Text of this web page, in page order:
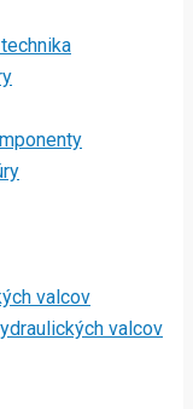
valcov
valcov